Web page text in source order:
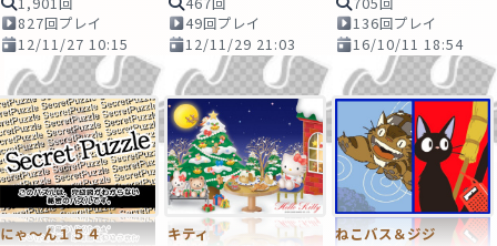
827回プレイ
12/11/27 10:15
49回プレイ
12/11/29 21:03
136回プレイ
16/10/11 18:54
にゃ～ん１５４
キティ
ねこバス＆ジジ